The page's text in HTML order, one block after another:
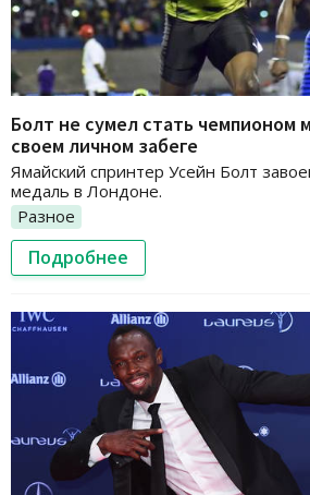
Болт не сумел стать чемпионом
своем личном забеге
Ямайский спринтер Усейн Болт
медаль в Лондоне.
Разное
Подробнее